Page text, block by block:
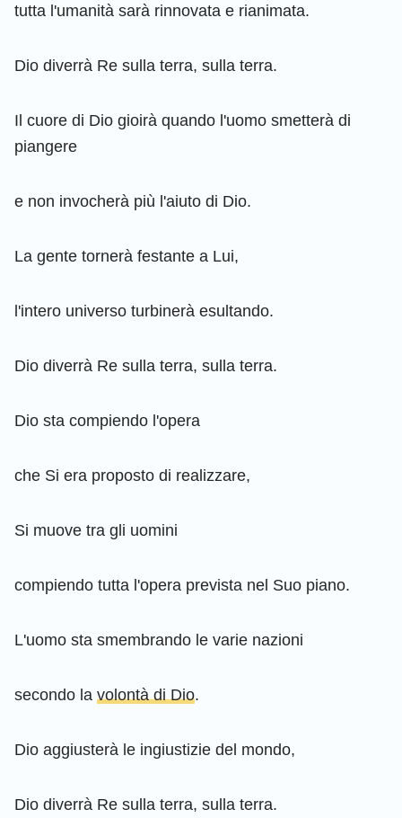
tutta l'umanità sarà rinnovata e rianimata.
Dio diverrà Re sulla terra, sulla terra.
Il cuore di Dio gioirà quando l'uomo smetterà di
piangere
e non invocherà più l'aiuto di Dio.
La gente tornerà festante a Lui,
l'intero universo turbinerà esultando.
Dio diverrà Re sulla terra, sulla terra.
Dio sta compiendo l'opera
che Si era proposto di realizzare,
Si muove tra gli uomini
compiendo tutta l'opera prevista nel Suo piano.
L'uomo sta smembrando le varie nazioni
secondo la volontà di Dio.
Dio aggiusterà le ingiustizie del mondo,
Dio diverrà Re sulla terra, sulla terra.